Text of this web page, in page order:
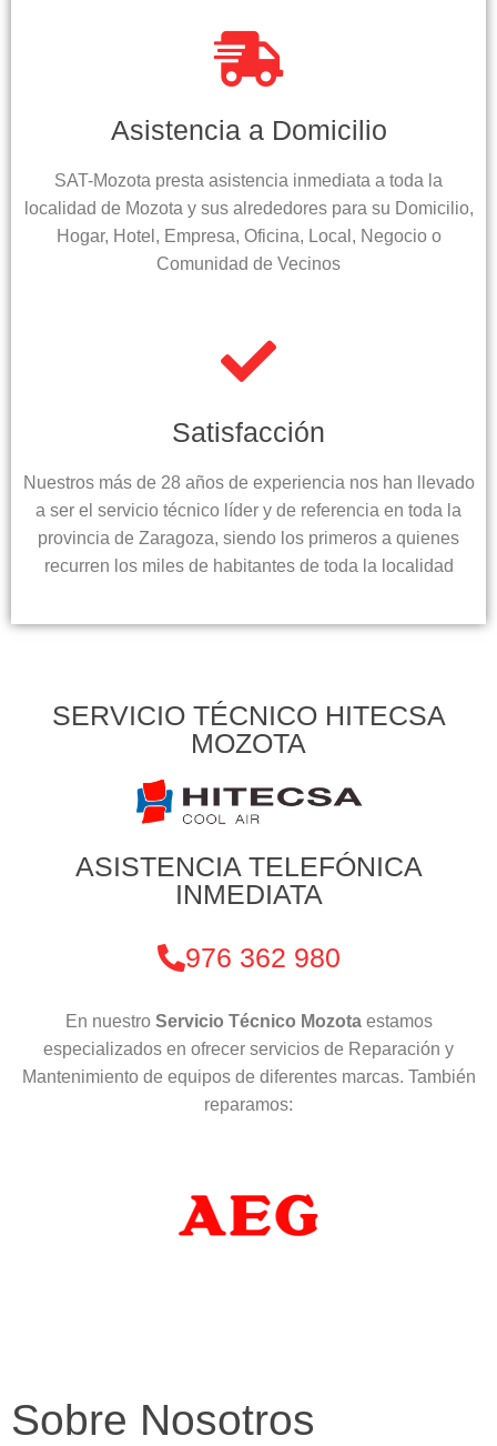
Asistencia a Domicilio
SAT-Mozota presta asistencia inmediata a toda la
localidad de Mozota y sus alrededores para su Domicilio,
Hogar, Hotel, Empresa, Oficina, Local, Negocio o
Comunidad de Vecinos
Satisfacción
Nuestros más de 28 años de experiencia nos han llevado
a ser el servicio técnico líder y de referencia en toda la
provincia de Zaragoza, siendo los primeros a quienes
recurren los miles de habitantes de toda la localidad
SERVICIO TÉCNICO HITECSA
MOZOTA
ASISTENCIA TELEFÓNICA
INMEDIATA
976 362 980
En nuestro Servicio Técnico Mozotaestamos
especializados en ofrecer servicios de Reparación y
Mantenimiento de equipos de diferentes marcas. También
reparamos:
Sobre Nosotros